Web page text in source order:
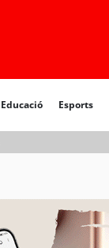
Educació Esports